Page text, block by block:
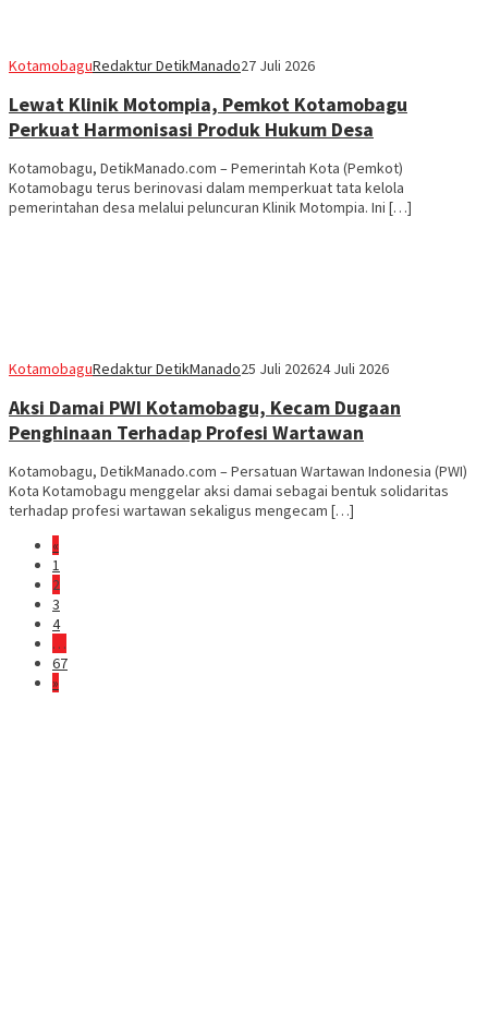
KotamobaguRedaktur DetikManado27 Juli 2026
Lewat Klinik Motompia, Pemkot Kotamobagu
Perkuat Harmonisasi Produk Hukum Desa
Kotamobagu, DetikManado.com – Pemerintah Kota (Pemkot)
Kotamobagu terus berinovasi dalam memperkuat tata kelola
pemerintahan desa melalui peluncuran Klinik Motompia. Ini […]
KotamobaguRedaktur DetikManado25 Juli 202624 Juli 2026
Aksi Damai PWI Kotamobagu, Kecam Dugaan
Penghinaan Terhadap Profesi Wartawan
Kotamobagu, DetikManado.com – Persatuan Wartawan Indonesia (PWI)
Kota Kotamobagu menggelar aksi damai sebagai bentuk solidaritas
terhadap profesi wartawan sekaligus mengecam […]
«
1
2
3
4
…
67
»